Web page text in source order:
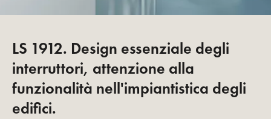
LS 1912. Design essenziale degli
interruttori, attenzione alla
funzionalità nell'impiantistica degli
edifici.